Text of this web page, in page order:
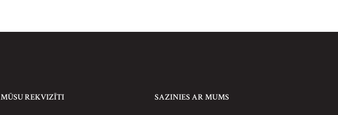
MŪSU REKVIZĪTI SAZINIES AR MUMS